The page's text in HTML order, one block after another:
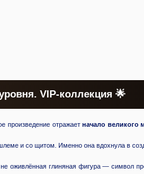
VIP-коллекция 🌟
произведение отражаетначало великого
и со щитом. Именно она вдохнула в
оживлённая глиняная фигура — символ